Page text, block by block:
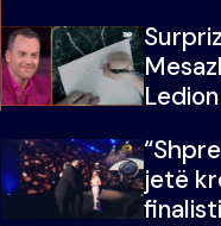
kur…
i
jetë